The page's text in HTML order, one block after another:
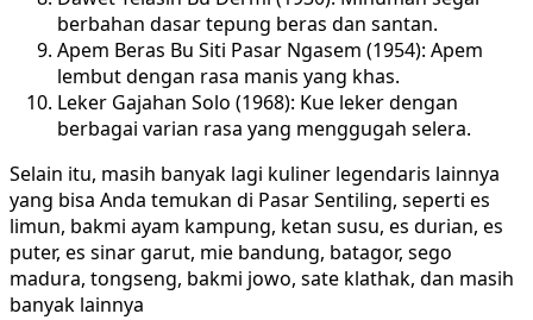
berbahan dasar tepung beras dan santan.
Apem Beras Bu Siti Pasar Ngasem (1954): Apem
lembut dengan rasa manis yang khas.
Leker Gajahan Solo (1968): Kue leker dengan
berbagai varian rasa yang menggugah selera.
Selain itu, masih banyak lagi kuliner legendaris lainnya
yang bisa Anda temukan di Pasar Sentiling, seperti es
limun, bakmi ayam kampung, ketan susu, es durian, es
puter, es sinar garut, mie bandung, batagor, sego
madura, tongseng, bakmi jowo, sate klathak, dan masih
banyak lainnya